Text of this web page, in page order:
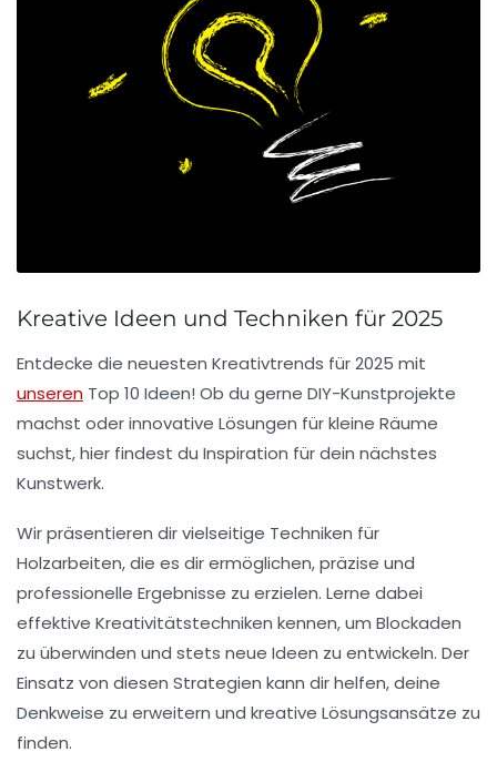
Kreative Ideen und Techniken für 2025
Entdecke die neuesten Kreativtrends für 2025 mit
unseren Top 10 Ideen! Ob du gerne DIY-Kunstprojekte
machst oder innovative Lösungen für kleine Räume
suchst, hier findest du Inspiration für dein nächstes
Kunstwerk.
Wir präsentieren dir vielseitige Techniken für
Holzarbeiten, die es dir ermöglichen, präzise und
professionelle Ergebnisse zu erzielen. Lerne dabei
effektive Kreativitätstechniken kennen, um Blockaden
zu überwinden und stets neue Ideen zu entwickeln. Der
Einsatz von diesen Strategien kann dir helfen, deine
Denkweise zu erweitern und kreative Lösungsansätze zu
finden.